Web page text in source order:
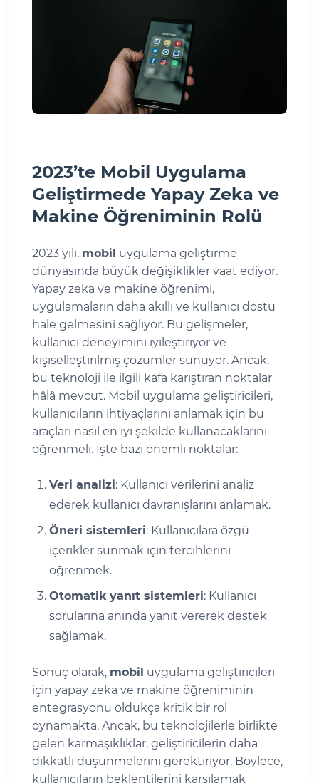
2023’te Mobil Uygulama
Geliştirmede Yapay Zeka ve
Makine Öğreniminin Rolü
2023 yılı, mobil uygulama geliştirme
dünyasında büyük değişiklikler vaat ediyor.
Yapay zeka ve makine öğrenimi,
uygulamaların daha akıllı ve kullanıcı dostu
hale gelmesini sağlıyor. Bu gelişmeler,
kullanıcı deneyimini iyileştiriyor ve
kişiselleştirilmiş çözümler sunuyor. Ancak,
bu teknoloji ile ilgili kafa karıştıran noktalar
hâlâ mevcut. Mobil uygulama geliştiricileri,
kullanıcıların ihtiyaçlarını anlamak için bu
araçları nasıl en iyi şekilde kullanacaklarını
öğrenmeli. İşte bazı önemli noktalar:
Veri analizi: Kullanıcı verilerini analiz
ederek kullanıcı davranışlarını anlamak.
Öneri sistemleri: Kullanıcılara özgü
içerikler sunmak için tercihlerini
öğrenmek.
Otomatik yanıt sistemleri: Kullanıcı
sorularına anında yanıt vererek destek
sağlamak.
Sonuç olarak, mobil uygulama geliştiricileri
için yapay zeka ve makine öğreniminin
entegrasyonu oldukça kritik bir rol
oynamakta. Ancak, bu teknolojilerle birlikte
gelen karmaşıklıklar, geliştiricilerin daha
dikkatli düşünmelerini gerektiriyor. Böylece,
kullanıcıların beklentilerini karşılamak